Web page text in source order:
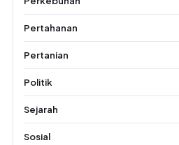
Pertahanan
Pertanian
Politik
Sejarah
Sosial